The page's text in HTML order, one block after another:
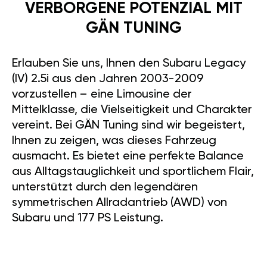
VERBORGENE POTENZIAL MIT
GÄN TUNING
Erlauben Sie uns, Ihnen den Subaru Legacy
(IV) 2.5i aus den Jahren 2003-2009
vorzustellen – eine Limousine der
Mittelklasse, die Vielseitigkeit und Charakter
vereint. Bei GÄN Tuning sind wir begeistert,
Ihnen zu zeigen, was dieses Fahrzeug
ausmacht. Es bietet eine perfekte Balance
aus Alltagstauglichkeit und sportlichem Flair,
unterstützt durch den legendären
symmetrischen Allradantrieb (AWD) von
Subaru und 177 PS Leistung.